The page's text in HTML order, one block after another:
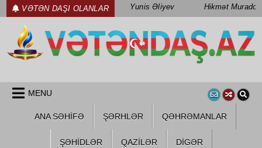
Skip
to
content
VƏTƏN DAŞI OLANLAR Yunis Əliyev Hikmət Muradov
MENU
ANA SƏHİFƏ ŞƏRHLƏR QƏHRƏMANLAR
ŞƏHIDLƏR QAZILƏR DIGƏR